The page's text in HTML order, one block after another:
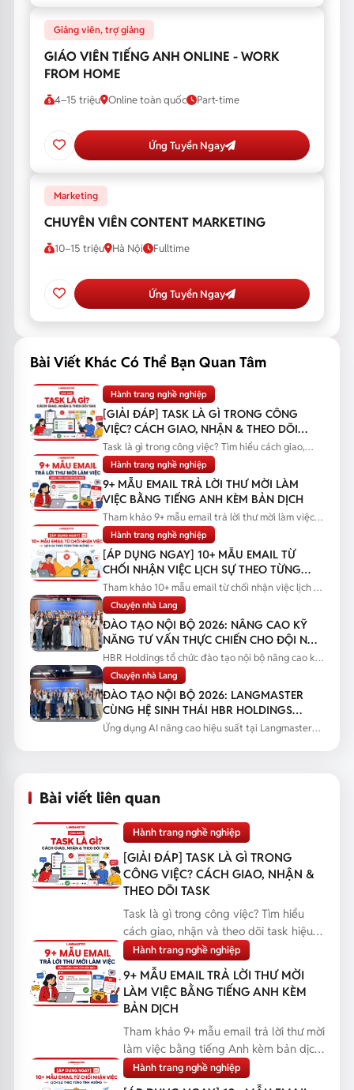
Giảng viên, trợ giảng
GIÁO VIÊN TIẾNG ANH ONLINE - WORK
FROM HOME
4–15 triệu Online toàn quốc Part-time
Ứng Tuyển Ngay
Marketing
CHUYÊN VIÊN CONTENT MARKETING
10–15 triệu Hà Nội Fulltime
Ứng Tuyển Ngay
Bài Viết Khác Có Thể Bạn Quan Tâm
Hành trang nghề nghiệp
[GIẢI ĐÁP] TASK LÀ GÌ TRONG CÔNG
VIỆC? CÁCH GIAO, NHẬN & THEO DÕI
TASK
Task là gì trong công việc? Tìm hiểu cách giao,
nhận và theo dõi task...
Hành trang nghề nghiệp
9+ MẪU EMAIL TRẢ LỜI THƯ MỜI LÀM
VIỆC BẰNG TIẾNG ANH KÈM BẢN DỊCH
Tham khảo 9+ mẫu email trả lời thư mời làm việc
bằng tiếng Anh kèm bản...
Hành trang nghề nghiệp
[ÁP DỤNG NGAY] 10+ MẪU EMAIL TỪ
CHỐI NHẬN VIỆC LỊCH SỰ THEO TỪNG
TÌNH HUỐNG
Tham khảo 10+ mẫu email từ chối nhận việc lịch sự
theo từng tình huống...
Chuyện nhà Lang
ĐÀO TẠO NỘI BỘ 2026: NÂNG CAO KỸ
NĂNG TƯ VẤN THỰC CHIẾN CHO ĐỘI NGŨ
SALES
HBR Holdings tổ chức đào tạo nội bộ nâng cao kỹ
năng tư vấn thực chiến...
Chuyện nhà Lang
ĐÀO TẠO NỘI BỘ 2026: LANGMASTER
CÙNG HỆ SINH THÁI HBR HOLDINGS
NÂNG CAO NĂNG LỰC ỨNG DỤNG AI
Ứng dụng AI nâng cao hiệu suất tại Langmaster
Bài viết liên quan
Hành trang nghề nghiệp
[GIẢI ĐÁP] TASK LÀ GÌ TRONG
CÔNG VIỆC? CÁCH GIAO, NHẬN &
THEO DÕI TASK
Task là gì trong công việc? Tìm hiểu
cách giao, nhận và theo dõi task hiệu
quả, giúp bạn q...
Hành trang nghề nghiệp
9+ MẪU EMAIL TRẢ LỜI THƯ MỜI
LÀM VIỆC BẰNG TIẾNG ANH KÈM
BẢN DỊCH
Tham khảo 9+ mẫu email trả lời thư mời
làm việc bằng tiếng Anh kèm bản dịch,
giúp bạn phản...
Hành trang nghề nghiệp